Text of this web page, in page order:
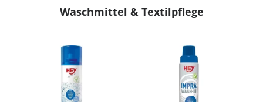
Waschmittel & Textilpflege